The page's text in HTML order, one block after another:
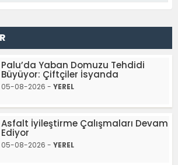
Palu’da Yaban Domuzu Tehdidi
Büyüyor: Çiftçiler İsyanda
05-08-2026 - YEREL
Asfalt İyileştirme Çalışmaları Devam
Ediyor
05-08-2026 - YEREL